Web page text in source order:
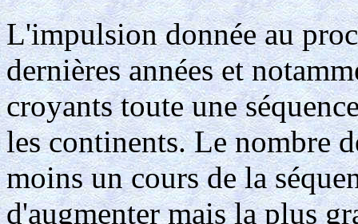
L'impulsion donnée au
dernières années et
croyants toute une
les continents. Le nombre
moins un cours de la
d'augmenter mais la plus